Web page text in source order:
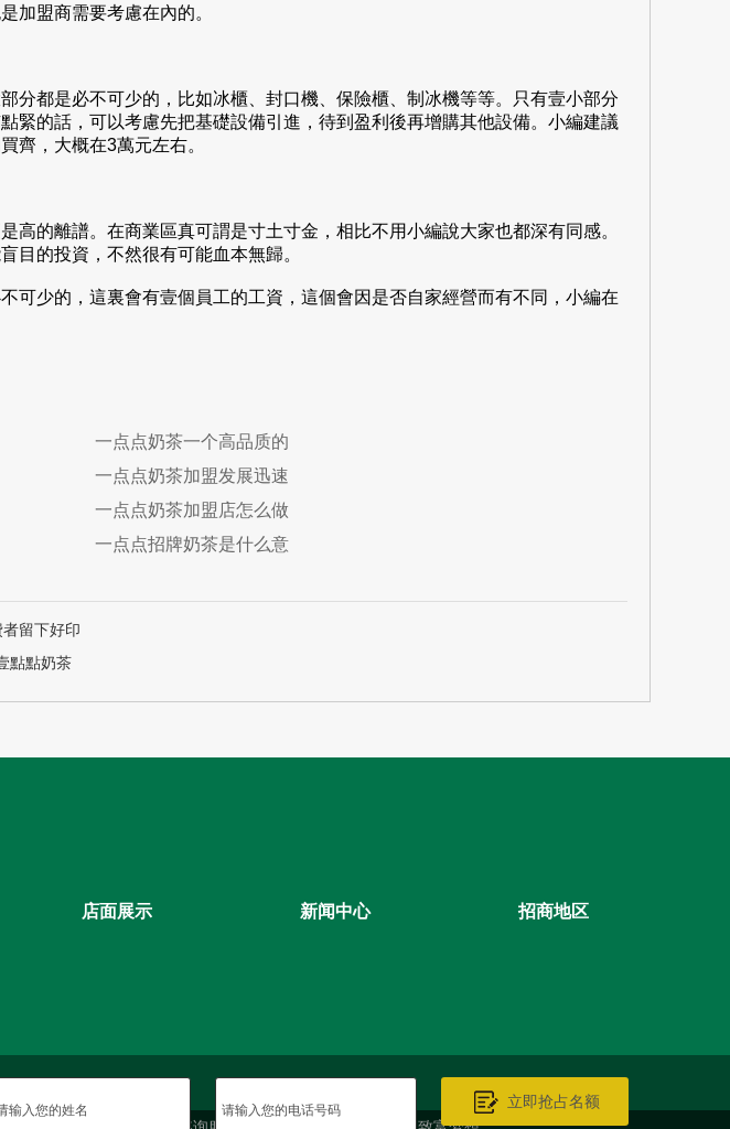
加盟商需要考慮在內的。
都是必不可少的，比如冰櫃、封口機、保險櫃、制冰機等等。只有壹小部分
緊的話，可以考慮先把基礎設備引進，待到盈利後再增購其他設備。小編建議
齊，大概在3萬元左右。
的離譜。在商業區真可謂是寸土寸金，相比不用小編說大家也都深有同感。
目的投資，不然很有可能血本無歸。
少的，這裏會有壹個員工的工資，這個會因是否自家經營而有不同，小編在
一点点奶茶一个高品质的
一点点奶茶加盟发展迅速
一点点奶茶加盟店怎么做
一点点招牌奶茶是什么意
留下好印
點點奶茶
店面展示 新闻中心 招商地区